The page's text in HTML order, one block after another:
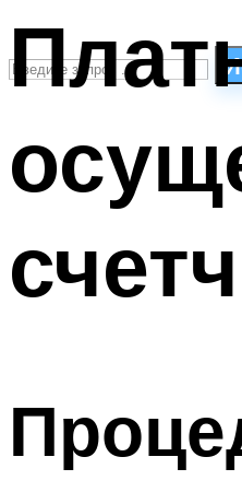
ПЛАВАНЬЕ ДЛЯ ДЕТЕЙ
ПЛАВАНЬЕ ДЛЯ
ОЧИСТКА БАССЕЙНОВ